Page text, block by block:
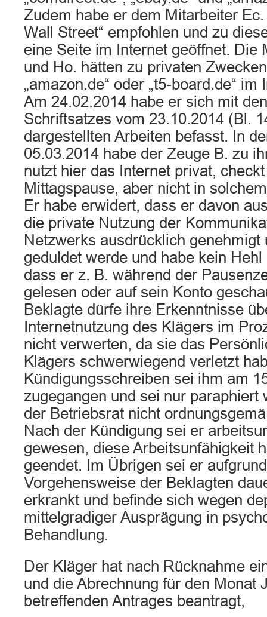
Zudem habe er dem Mitarbeiter
Wall Street“ empfohlen und zu
eine Seite im Internet geöffnet. Die
und Ho. hätten zu privaten
„amazon.de“ oder „t5-board.de“
Am 24.02.2014 habe er sich mit
Schriftsatzes vom 23.10.2014 (Bl.
dargestellten Arbeiten befasst. In
05.03.2014 habe der Zeuge B. zu
nutzt hier das Internet privat,
Mittagspause, aber nicht in
Er habe erwidert, dass er davon
die private Nutzung der
Netzwerks ausdrücklich genehmigt
geduldet werde und habe kein
dass er z. B. während der
gelesen oder auf sein Konto
Beklagte dürfe ihre Erkenntnisse
Internetnutzung des Klägers im
nicht verwerten, da sie das
Klägers schwerwiegend verletzt
Kündigungsschreiben sei ihm am
zugegangen und sei nur paraphiert
der Betriebsrat nicht
Nach der Kündigung sei er
gewesen, diese Arbeitsunfähigkeit
geendet. Im Übrigen sei er
Vorgehensweise der Beklagten
erkrankt und befinde sich wegen
mittelgradiger Ausprägung in
Behandlung.
Der Kläger hat nach Rücknahme
und die Abrechnung für den Monat
betreffenden Antrages beantragt,